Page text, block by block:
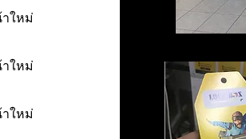
ใหม่
ใหม่
ใหม่